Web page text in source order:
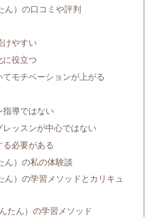
ん）の口コミや評判
やすい
役立つ
モチベーションが上がる
導ではない
ッスンが中心ではない
必要がある
ん）の私の体験談
ん）の学習メソッドとカリキュ
たん）の学習メソッド